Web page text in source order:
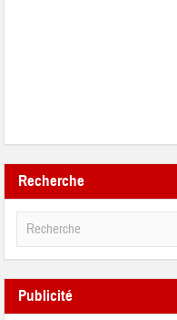
Recherche
Publicité